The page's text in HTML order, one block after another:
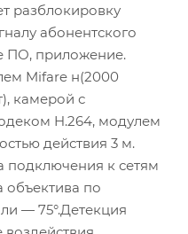
разблокировку
абонентского
ПО, приложение.
Mifare н(2000
камерой с
H.264, модулем
действия 3 м.
подключения к сетям
объектива по
— 75°.Детекция